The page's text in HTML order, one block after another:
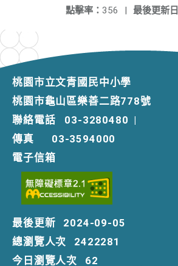
最後更新
點擊率： 356 |
桃園市立文青國民中小學
桃園市龜山區樂善二路778號
聯絡電話
03-3280480 |
傳真
03-3594000
電子信箱
最後更新
2024-09-05
總瀏覽人次
2422281
今日瀏覽人次
62